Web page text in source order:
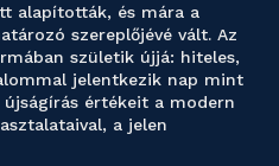
alapították, és mára a
szereplőjévé vált. Az
születik újjá: hiteles,
jelentkezik nap mint
újságírás értékeit a modern
a jelen